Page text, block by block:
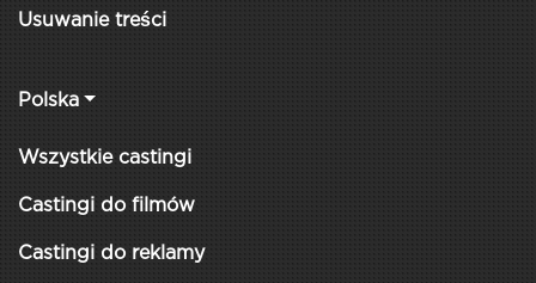
Usuwanie treści
Polska
Wszystkie castingi
Castingi do filmów
Castingi do reklamy